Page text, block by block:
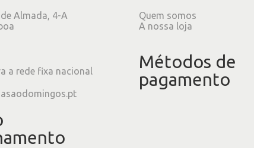
Almada, 4-A
a rede fixa nacional
Quem somos
A nossa loja
Métodos de
pagamento